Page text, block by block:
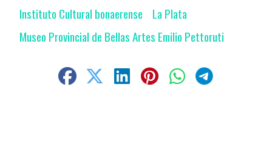
Instituto Cultural bonaerense
La Plata
Museo Provincial de Bellas Artes Emilio Pettoruti